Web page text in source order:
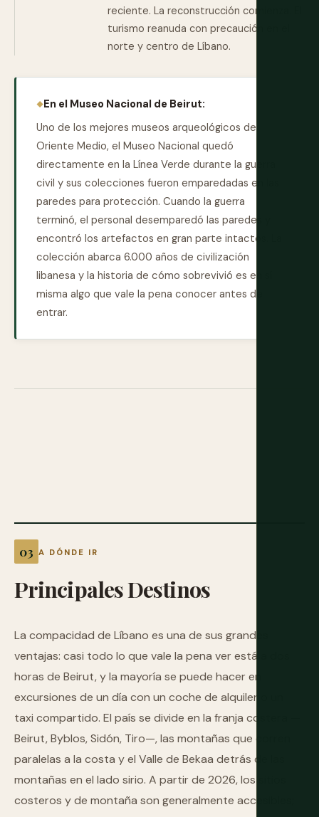
reciente. La reconstrucción comienza. El
turismo reanuda con precaución en el
norte y centro de Líbano.
En el Museo Nacional de Beirut:
Uno de los mejores museos arqueológicos de
Oriente Medio, el Museo Nacional quedó
directamente en la Línea Verde durante la guerra
civil y sus colecciones fueron emparedadas en las
paredes para protección. Cuando la guerra
terminó, el personal desemparedó las paredes y
encontró los artefactos en gran parte intactos. La
colección abarca 6.000 años de civilización
libanesa y la historia de cómo sobrevivió es en sí
misma algo que vale la pena conocer antes de
entrar.
A DÓNDE IR
PrincipalesDestinos
La compacidad de Líbano es una de sus grandes
ventajas: casi todo lo que vale la pena ver está a dos
horas de Beirut, y la mayoría se puede hacer en
excursiones de un día con un coche de alquiler o un
taxi compartido. El país se divide en la franja costera —
Beirut, Byblos, Sidón, Tiro—, las montañas que corren
paralelas a la costa y el Valle de Bekaa detrás de las
montañas en el lado sirio. A partir de 2026, los sitios
costeros y de montaña son generalmente accesibles;